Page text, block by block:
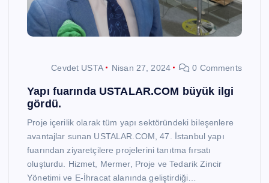
Cevdet USTA Nisan 27, 2024 0 Comments
Yapı fuarında USTALAR.COM büyük ilgi
gördü.
Proje içerilik olarak tüm yapı sektöründeki bileşenlere
avantajlar sunan USTALAR.COM, 47. İstanbul yapı
fuarından ziyaretçilere projelerini tanıtma fırsatı
oluşturdu. Hizmet, Mermer, Proje ve Tedarik Zincir
Yönetimi ve E-İhracat alanında geliştirdiği…